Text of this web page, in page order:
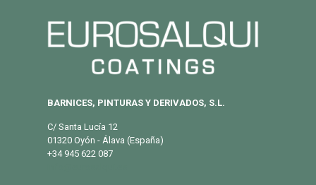
BARNICES, PINTURAS Y DERIVADOS, S.L.
C/ Santa Lucía 12
01320 Oyón - Álava (España)
+34 945 622 087